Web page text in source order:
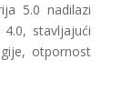
5.0 nadilazi
stavljajući
otpornost